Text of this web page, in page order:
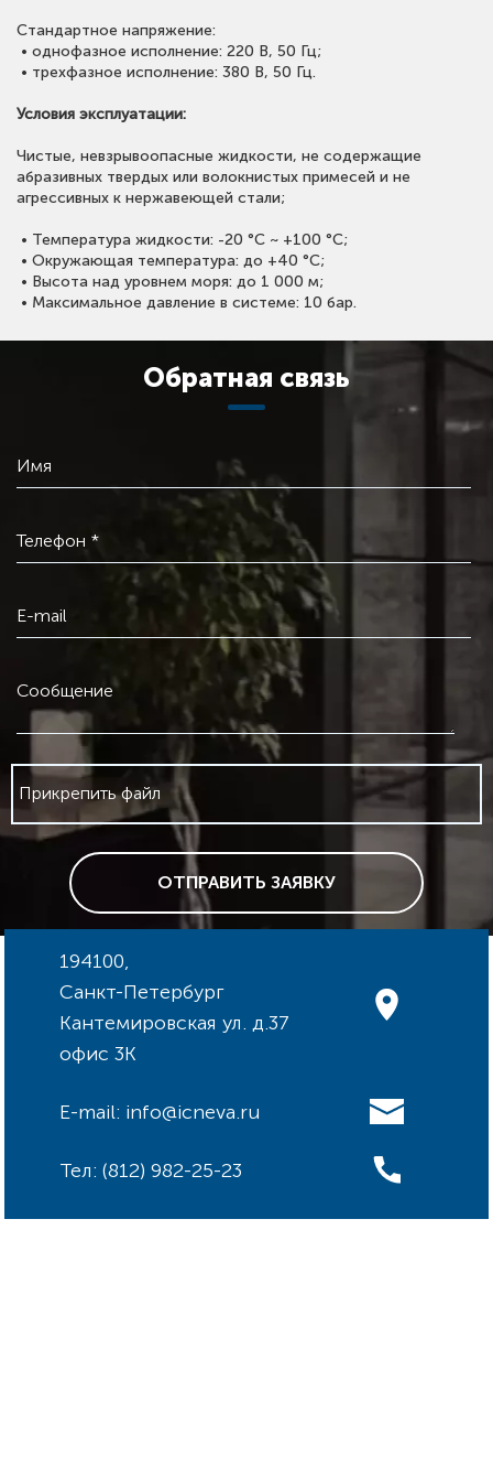
Стандартное напряжение:
• однофазное исполнение: 220 В, 50 Гц;
• трехфазное исполнение: 380 В, 50 Гц.
Условия эксплуатации:
Чистые, невзрывоопасные жидкости, не содержащие
абразивных твердых или волокнистых примесей и не
агрессивных к нержавеющей стали;
• Температура жидкости: -20 °С ~ +100 °С;
• Окружающая температура: до +40 °С;
• Высота над уровнем моря: до 1 000 м;
• Максимальное давление в системе: 10 бар.
Обратная связь
Имя
Телефон *
E-mail
Сообщение
Прикрепить файл
ОТПРАВИТЬ ЗАЯВКУ
194100,
Санкт-Петербург
Кантемировская ул. д.37
офис 3К
E-mail: info@icneva.ru
Тел: (812) 982-25-23